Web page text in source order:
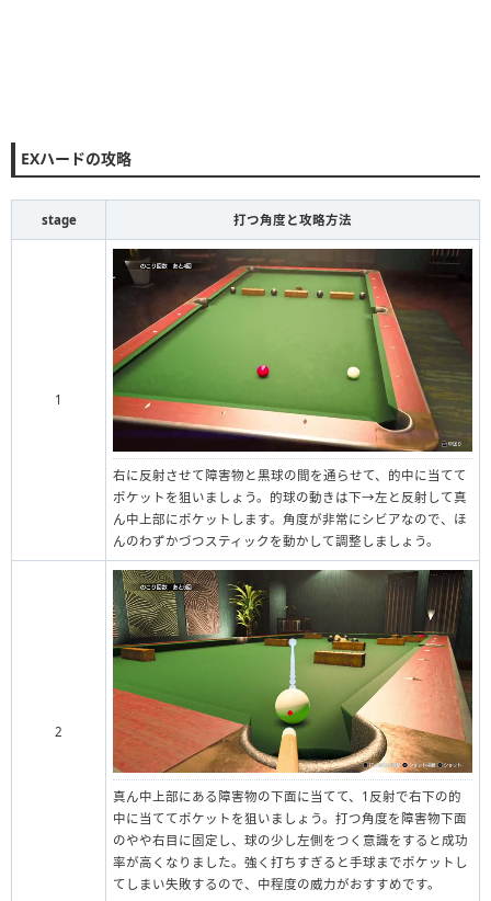
EXハードの攻略
stage 打つ角度と攻略方法
1
右に反射させて障害物と黒球の間を通らせて、的中に当てて
ポケットを狙いましょう。的球の動きは下→左と反射して真
ん中上部にポケットします。角度が非常にシビアなので、ほ
んのわずかづつスティックを動かして調整しましょう。
2
真ん中上部にある障害物の下面に当てて、1反射で右下の的
中に当ててポケットを狙いましょう。打つ角度を障害物下面
のやや右目に固定し、球の少し左側をつく意識をすると成功
率が高くなりました。強く打ちすぎると手球までポケットし
てしまい失敗するので、中程度の威力がおすすめです。